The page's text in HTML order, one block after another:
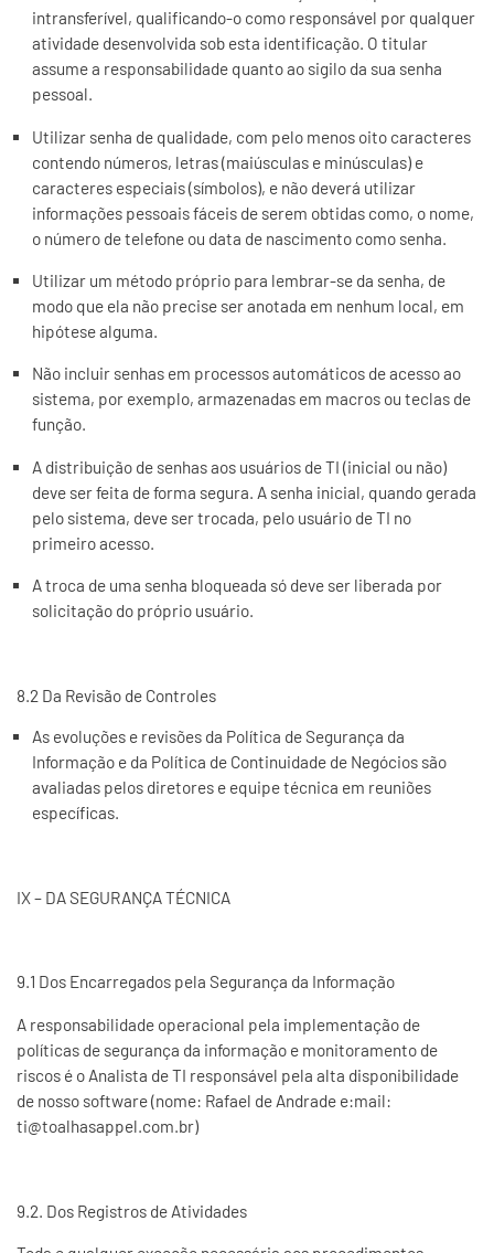
intransferível, qualificando-o como responsável por qualquer
atividade desenvolvida sob esta identificação. O titular
assume a responsabilidade quanto ao sigilo da sua senha
pessoal.
Utilizar senha de qualidade, com pelo menos oito caracteres
contendo números, letras (maiúsculas e minúsculas) e
caracteres especiais (símbolos), e não deverá utilizar
informações pessoais fáceis de serem obtidas como, o nome,
o número de telefone ou data de nascimento como senha.
Utilizar um método próprio para lembrar-se da senha, de
modo que ela não precise ser anotada em nenhum local, em
hipótese alguma.
Não incluir senhas em processos automáticos de acesso ao
sistema, por exemplo, armazenadas em macros ou teclas de
função.
A distribuição de senhas aos usuários de TI (inicial ou não)
deve ser feita de forma segura. A senha inicial, quando gerada
pelo sistema, deve ser trocada, pelo usuário de TI no
primeiro acesso.
A troca de uma senha bloqueada só deve ser liberada por
solicitação do próprio usuário.
8.2 Da Revisão de Controles
As evoluções e revisões da Política de Segurança da
Informação e da Política de Continuidade de Negócios são
avaliadas pelos diretores e equipe técnica em reuniões
específicas.
IX – DA SEGURANÇA TÉCNICA
9.1 Dos Encarregados pela Segurança da Informação
A responsabilidade operacional pela implementação de
políticas de segurança da informação e monitoramento de
riscos é o Analista de TI responsável pela alta disponibilidade
de nosso software (nome: Rafael de Andrade e:mail:
ti@toalhasappel.com.br)
9.2. Dos Registros de Atividades